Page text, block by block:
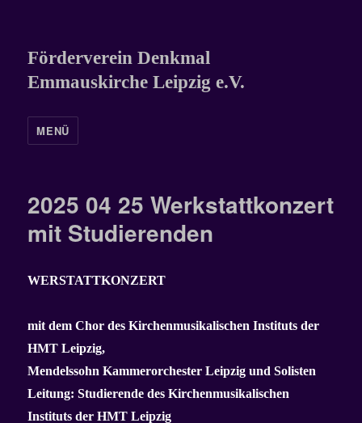
Förderverein Denkmal
Emmauskirche Leipzig e.V.
MENÜ
2025 04 25 Werkstattkonzert
mit Studierenden
WERSTATTKONZERT
mit dem Chor des Kirchenmusikalischen Instituts der
HMT Leipzig,
Mendelssohn Kammerorchester Leipzig und Solisten
Leitung: Studierende des Kirchenmusikalischen
Instituts der HMT Leipzig